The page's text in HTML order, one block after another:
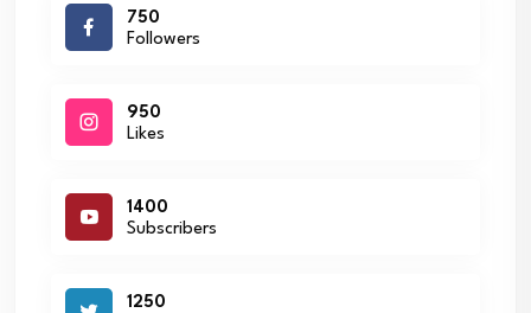
750
Followers
950
Likes
1400
Subscribers
1250